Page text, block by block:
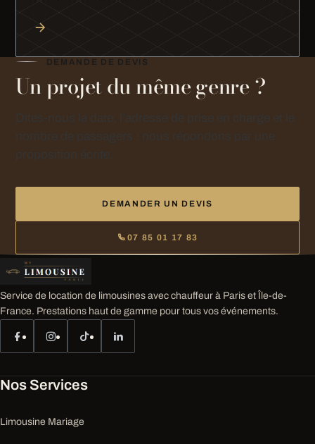
DEMANDE DE DEVIS
Un projet du même genre ?
DEMANDER UN DEVIS
07 85 01 17 83
Service de location de limousines avec chauffeur à Paris et Île-de-
France. Prestations haut de gamme pour tous vos événements.
Nos Services
Limousine Mariage